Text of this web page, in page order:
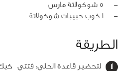
‏-
5 شوكولاتة مارس
‏-
1 كوب حبيبات شوكولاتة
الطريقة
لتحضير قاعدة الحلى: فتتي كيك